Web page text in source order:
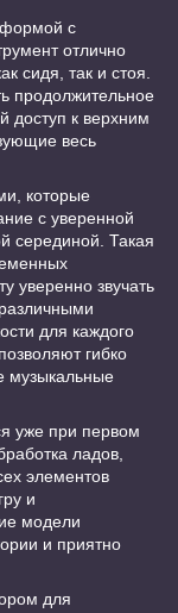
формой с
отлично
сидя, так и стоя.
продолжительное
доступ к верхним
весь
которые
с уверенной
серединой. Такая
уверенно звучать
для каждого
гибко
музыкальные
уже при первом
ладов,
элементов
и
модели
и приятно
для